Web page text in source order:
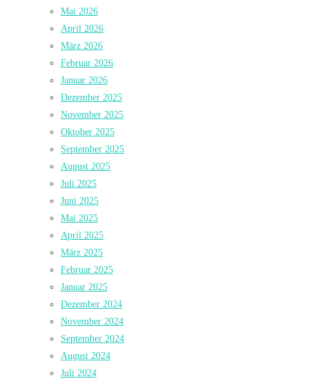
Mai 2026
April 2026
März 2026
Februar 2026
Januar 2026
Dezember 2025
November 2025
Oktober 2025
September 2025
August 2025
Juli 2025
Juni 2025
Mai 2025
April 2025
März 2025
Februar 2025
Januar 2025
Dezember 2024
November 2024
September 2024
August 2024
Juli 2024